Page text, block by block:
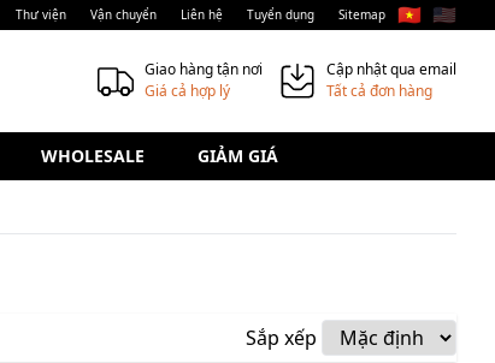
Thư viện Vận chuyển Liên hệ Tuyển dụng Sitemap 🇻🇳 🇺🇸
Giao hàng tận nơi
Giá cả hợp lý
Cập nhật qua email
Tất cả đơn hàng
WHOLESALE GIẢM GIÁ
Sắp xếp